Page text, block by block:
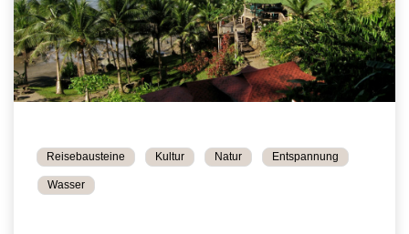
Reisebausteine Kultur Natur Entspannung
Wasser